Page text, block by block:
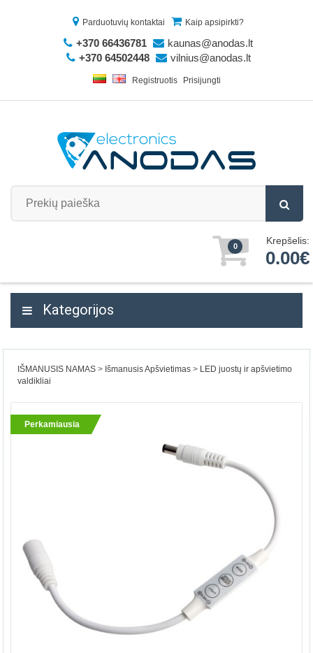
Parduotuvių kontaktai Kaip apsipirkti?
+370 66436781
kaunas@anodas.lt
+370 64502448
vilnius@anodas.lt
Registruotis Prisijungti
0 Krepšelis:
0.00€
Kategorijos
IŠMANUSIS NAMAS Išmanusis Apšvietimas
LED juostų ir apšvietimo
valdikliai
Perkamiausia